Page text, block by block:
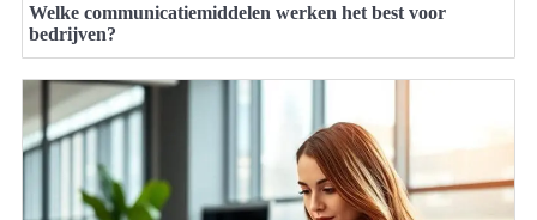
Welke communicatiemiddelen werken het best voor
bedrijven?